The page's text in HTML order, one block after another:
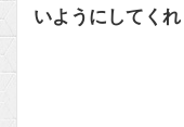
いようにしてくれ